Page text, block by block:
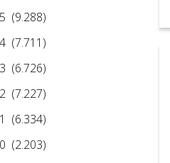
(9.288)
(7.711)
(6.726)
(7.227)
(6.334)
(2.203)